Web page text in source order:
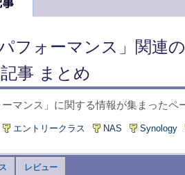
フォーマンス」関連
事 まとめ
ーマンス」に関する情報が集まったペ
エントリークラス NAS Synology
レビュー